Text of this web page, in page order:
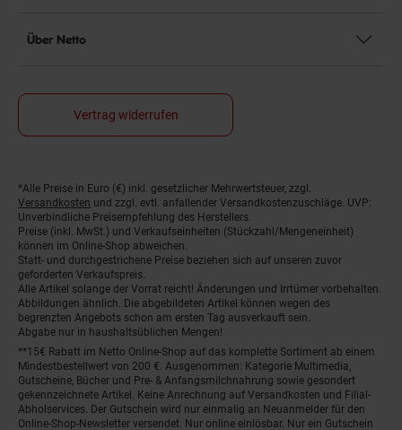
Über Netto
Vertrag widerrufen
Fußnoten
*Alle Preise in Euro (€) inkl. gesetzlicher Mehrwertsteuer, zzgl.
Versandkosten und zzgl. evtl. anfallender Versandkostenzuschläge. UVP:
Unverbindliche Preisempfehlung des Herstellers.
Preise (inkl. MwSt.) und Verkaufseinheiten (Stückzahl/Mengeneinheit)
können im Online-Shop abweichen.
Statt- und durchgestrichene Preise beziehen sich auf unseren zuvor
geforderten Verkaufspreis.
Alle Artikel solange der Vorrat reicht! Änderungen und Irrtümer vorbehalten.
Abbildungen ähnlich. Die abgebildeten Artikel können wegen des
begrenzten Angebots schon am ersten Tag ausverkauft sein.
Abgabe nur in haushaltsüblichen Mengen!
**15€ Rabatt im Netto Online-Shop auf das komplette Sortiment ab einem
Mindestbestellwert von 200 €. Ausgenommen: Kategorie Multimedia,
Gutscheine, Bücher und Pre- & Anfangsmilchnahrung sowie gesondert
gekennzeichnete Artikel. Keine Anrechnung auf Versandkosten und Filial-
Abholservices. Der Gutschein wird nur einmalig an Neuanmelder für den
Online-Shop-Newsletter versendet. Nur online einlösbar. Nur ein Gutschein